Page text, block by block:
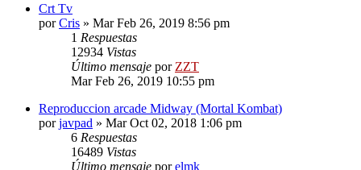
Crt Tv
porCris » Mar Feb 26, 2019 8:56 pm
1 Respuestas
12934 Vistas
Último mensaje por ZZT
Mar Feb 26, 2019 10:55 pm
Reproduccion arcade Midway (Mortal Kombat)
porjavpad » Mar Oct 02, 2018 1:06 pm
6 Respuestas
16489 Vistas
Último mensaje porelmk